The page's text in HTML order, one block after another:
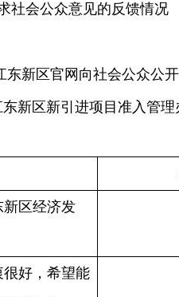
社会公众意见的反馈情况
新区官网向社会公众公
新区新引进项目准入管
区经济发
很好，希望能